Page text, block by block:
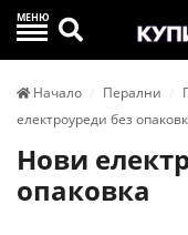
МЕНЮ Търси
Начало Перални
електроуреди без
Нови
опаковка